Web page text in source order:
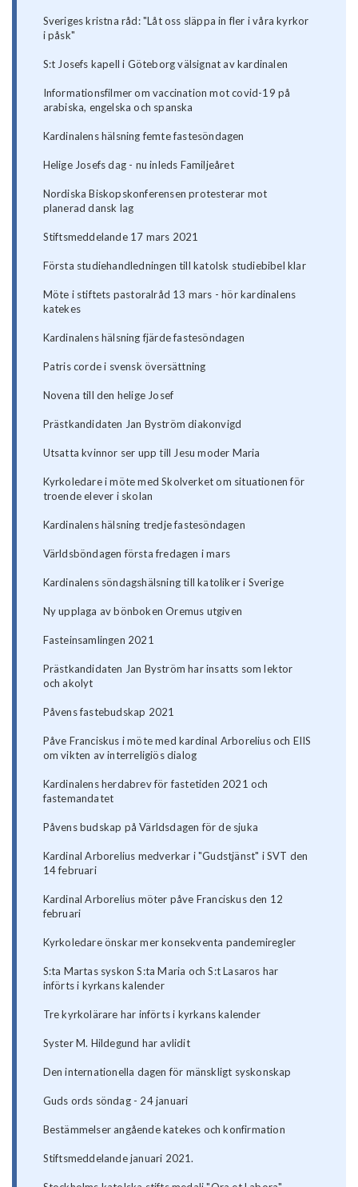
Sveriges kristna råd: "Låt oss släppa in fler i våra kyrkor
i påsk"
S:t Josefs kapell i Göteborg välsignat av kardinalen
Informationsfilmer om vaccination mot covid-19 på
arabiska, engelska och spanska
Kardinalens hälsning femte fastesöndagen
Helige Josefs dag - nu inleds Familjeåret
Nordiska Biskopskonferensen protesterar mot
planerad dansk lag
Stiftsmeddelande 17 mars 2021
Första studiehandledningen till katolsk studiebibel klar
Möte i stiftets pastoralråd 13 mars - hör kardinalens
katekes
Kardinalens hälsning fjärde fastesöndagen
Patris corde i svensk översättning
Novena till den helige Josef
Prästkandidaten Jan Byström diakonvigd
Utsatta kvinnor ser upp till Jesu moder Maria
Kyrkoledare i möte med Skolverket om situationen för
troende elever i skolan
Kardinalens hälsning tredje fastesöndagen
Världsböndagen första fredagen i mars
Kardinalens söndagshälsning till katoliker i Sverige
Ny upplaga av bönboken Oremus utgiven
Fasteinsamlingen 2021
Prästkandidaten Jan Byström har insatts som lektor
och akolyt
Påvens fastebudskap 2021
Påve Franciskus i möte med kardinal Arborelius och EIIS
om vikten av interreligiös dialog
Kardinalens herdabrev för fastetiden 2021 och
fastemandatet
Påvens budskap på Världsdagen för de sjuka
Kardinal Arborelius medverkar i "Gudstjänst" i SVT den
14 februari
Kardinal Arborelius möter påve Franciskus den 12
februari
Kyrkoledare önskar mer konsekventa pandemiregler
S:ta Martas syskon S:ta Maria och S:t Lasaros har
införts i kyrkans kalender
Tre kyrkolärare har införts i kyrkans kalender
Syster M. Hildegund har avlidit
Den internationella dagen för mänskligt syskonskap
Guds ords söndag - 24 januari
Bestämmelser angående katekes och konfirmation
Stiftsmeddelande januari 2021.